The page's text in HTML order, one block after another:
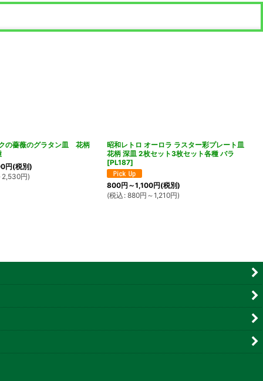
の薔薇のグラタン皿 花柄
円(税別)
2,530円)
昭和レトロ オーロラ ラスター彩プレート皿
花柄 深皿 2枚セット3枚セット各種 バラ
[PL187]
800円 ～1,100円(税別)
(税込 : 880円 ～1,210円)